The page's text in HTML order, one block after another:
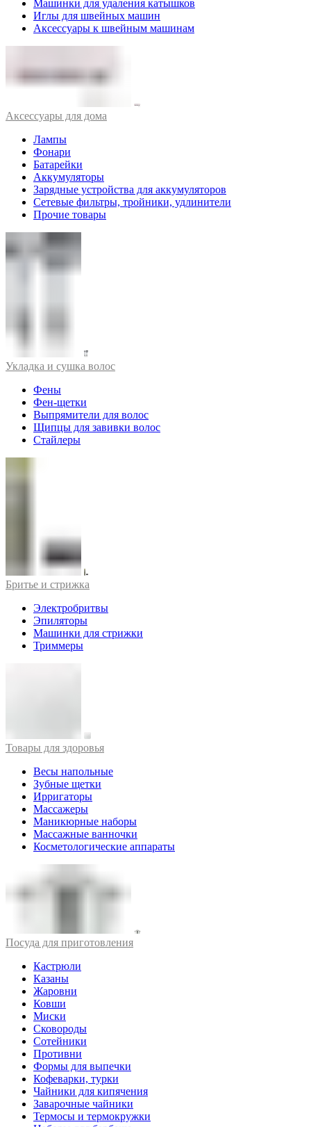
Машинки для удаления катышков
Иглы для швейных машин
Аксессуары к швейным машинам
Аксессуары для дома
Лампы
Фонари
Батарейки
Аккумуляторы
Зарядные устройства для аккумуляторов
Сетевые фильтры, тройники, удлинители
Прочие товары
Укладка и сушка волос
Фены
Фен-щетки
Выпрямители для волос
Щипцы для завивки волос
Стайлеры
Бритье и стрижка
Электробритвы
Эпиляторы
Машинки для стрижки
Триммеры
Товары для здоровья
Весы напольные
Зубные щетки
Ирригаторы
Массажеры
Маникюрные наборы
Массажные ванночки
Косметологические аппараты
Посуда для приготовления
Кастрюли
Казаны
Жаровни
Ковши
Миски
Сковороды
Сотейники
Противни
Формы для выпечки
Кофеварки, турки
Чайники для кипячения
Заварочные чайники
Термосы и термокружки